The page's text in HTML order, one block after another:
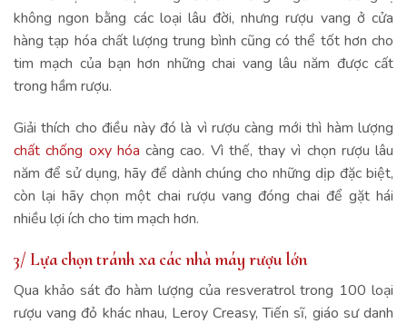
không ngon bằng các loại lâu đời, nhưng rượu vang ở cửa
hàng tạp hóa chất lượng trung bình cũng có thể tốt hơn cho
tim mạch của bạn hơn những chai vang lâu năm được cất
trong hầm rượu.
Giải thích cho điều này đó là vì rượu càng mới thì hàm lượng
chất chống oxy hóa càng cao. Vì thế, thay vì chọn rượu lâu
năm để sử dụng, hãy để dành chúng cho những dịp đặc biệt,
còn lại hãy chọn một chai rượu vang đóng chai để gặt hái
nhiều lợi ích cho tim mạch hơn.
3/ Lựa chọn tránh xa các nhà máy rượu lớn
Qua khảo sát đo hàm lượng của resveratrol trong 100 loại
rượu vang đỏ khác nhau, Leroy Creasy, Tiến sĩ, giáo sư danh